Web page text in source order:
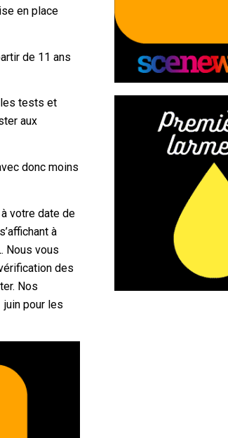
en place
de 11 ans
les tests et
aux
donc moins
votre date de
à
Nous vous
des
Nos
pour les